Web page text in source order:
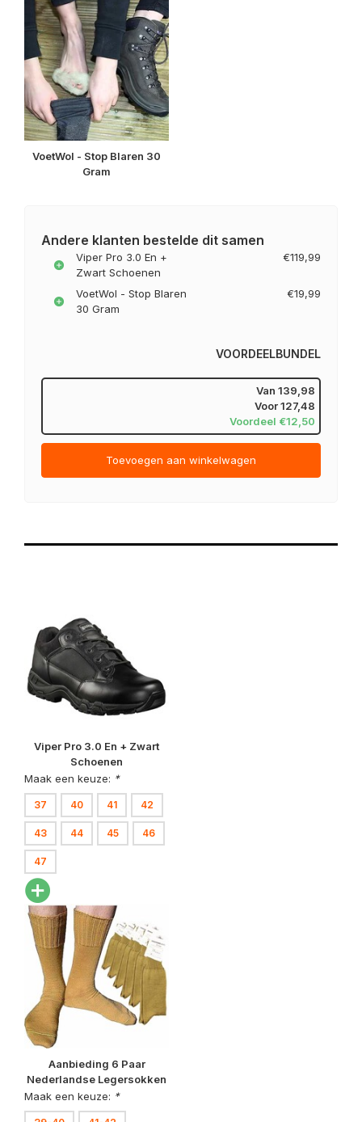
VoetWol - Stop Blaren 30
Gram
Andere klanten bestelde dit samen
Viper Pro 3.0 En +
Zwart Schoenen
€119,99
VoetWol - Stop Blaren
30 Gram
€19,99
VOORDEELBUNDEL
Van 139,98
Voor127,48
Voordeel €12,50
Toevoegen aan winkelwagen
Viper Pro 3.0 En + Zwart
Schoenen
Maak een keuze: *
37 40 41 42
43 44 45 46
47
Aanbieding 6 Paar
Nederlandse Legersokken
Kaki
Maak een keuze: *